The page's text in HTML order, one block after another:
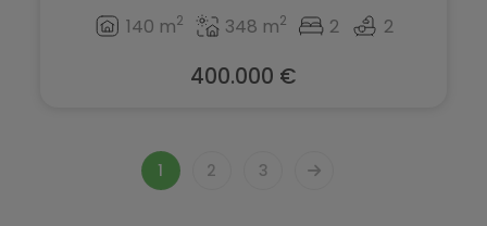
140 m2 348 m2 2 2
400.000 €
1 2 3